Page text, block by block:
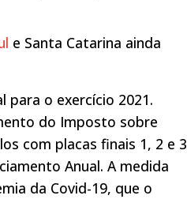
e Santa Catarina ainda
para o exercício 2021.
do Imposto sobre
com placas finais 1, 2 e 3
Anual. A medida
da Covid-19, que o